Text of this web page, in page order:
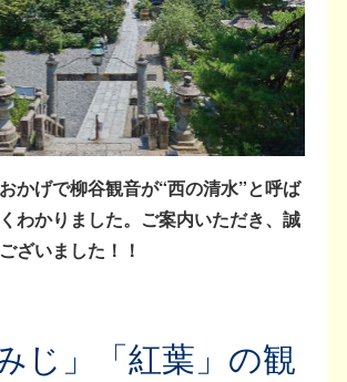
かげで柳谷観音が“西の清水”と呼ば
わかりました。ご案内いただき、誠
ざいました！！
じ」「紅葉」の観